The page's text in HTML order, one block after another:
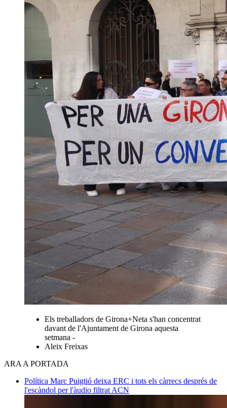
Els treballadors de Girona+Neta s'han concentrat
davant de l'Ajuntament de Girona aquesta
setmana -
Aleix Freixas
ARA A PORTADA
Política Marc Puigtió deixa ERC i tots els càrrecs després de
l'escàndol per l'àudio filtrat ACN